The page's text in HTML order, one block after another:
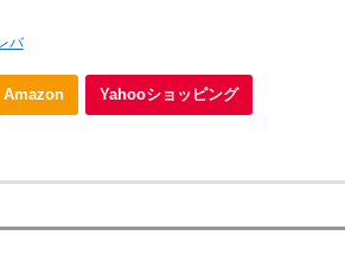
バ
Amazon Yahooショッピング